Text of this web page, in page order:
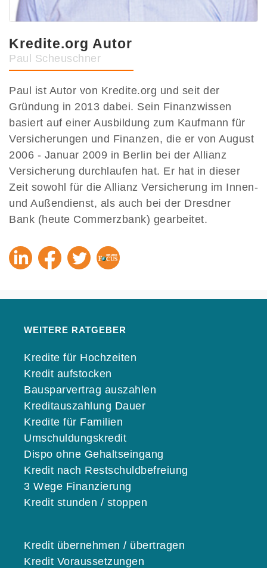
Kredite.org Autor
Paul Scheuschner
Paul ist Autor von Kredite.org und seit der
Gründung in 2013 dabei. Sein Finanzwissen
basiert auf einer Ausbildung zum Kaufmann für
Versicherungen und Finanzen, die er von August
2006 - Januar 2009 in Berlin bei der Allianz
Versicherung durchlaufen hat. Er hat in dieser
Zeit sowohl für die Allianz Versicherung im Innen-
und Außendienst, als auch bei der Dresdner
Bank (heute Commerzbank) gearbeitet.
WEITERE RATGEBER
Kredite für Hochzeiten
Kredit aufstocken
Bausparvertrag auszahlen
Kreditauszahlung Dauer
Kredite für Familien
Umschuldungskredit
Dispo ohne Gehaltseingang
Kredit nach Restschuldbefreiung
3 Wege Finanzierung
Kredit stunden / stoppen
Kredit übernehmen / übertragen
Kredit Voraussetzungen